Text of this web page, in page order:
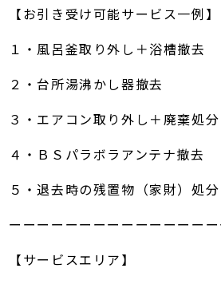
【お引き受け可能サービス一例】
１・風呂釜取り外し＋浴槽撤去
２・台所湯沸かし器撤去
３・エアコン取り外し＋廃棄処分
４・ＢＳパラボラアンテナ撤去
５・退去時の残置物（家財）処
ーーーーーーーーーーーーーー
【サービスエリア】